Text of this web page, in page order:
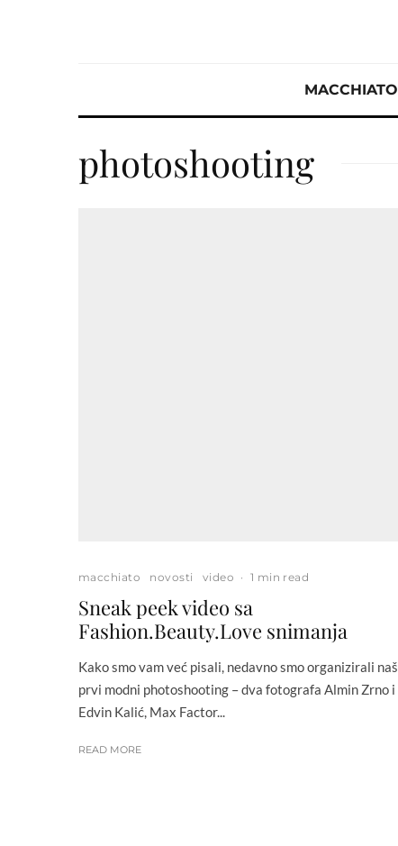
MACCHIATO
photoshooting
macchiato novosti video · 1 min read
Sneak peek video sa
Fashion.Beauty.Love snimanja
Kako smo vam već pisali, nedavno smo organizirali naš
prvi modni photoshooting – dva fotografa Almin Zrno i
Edvin Kalić, Max Factor...
READ MORE